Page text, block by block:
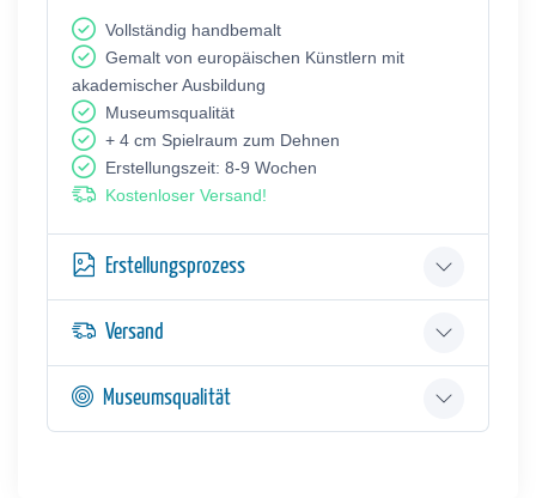
Vollständig handbemalt
Gemalt von europäischen Künstlern mit
akademischer Ausbildung
Museumsqualität
+ 4 cm Spielraum zum Dehnen
Erstellungszeit: 8-9 Wochen
Kostenloser Versand!
Erstellungsprozess
Versand
Museumsqualität